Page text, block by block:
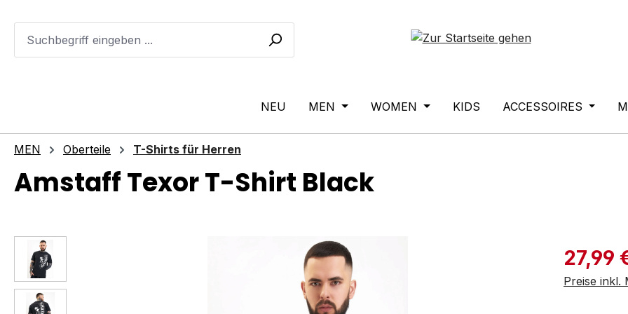
NEU MEN WOMEN KIDS ACCESSOIRES
MEN Oberteile T-Shirts für Herren
Amstaff Texor T-Shirt Black
Bildergalerie überspringen
27,99
Preise inkl.